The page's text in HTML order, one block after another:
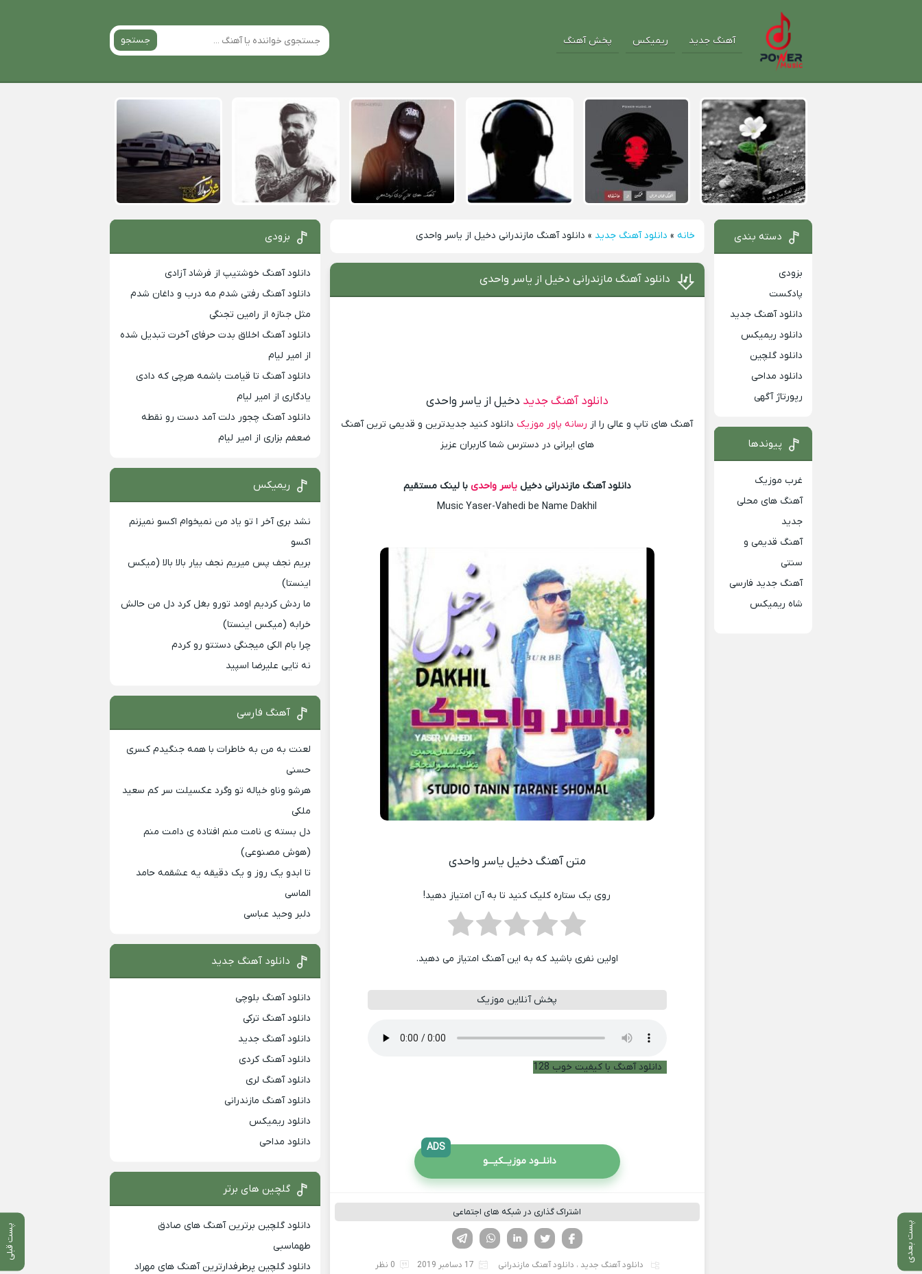
آهنگ جدید ریمیکس پخش آهنگ جستجو
خانه » دانلود آهنگ جدید » دانلود آهنگ مازندرانی دخیل از یاسر واحدی
پست بعدی پست قبلی
دانلود آهنگ مازندرانی دخیل از یاسر واحدی
دانلود آهنگ جدید دخیل از یاسر واحدی
آهنگ های تاپ و عالی را از رسانه پاور موزیک دانلود کنید جدیدترین و قدیمی ترین آهنگ
های ایرانی در دسترس شما کاربران عزیز
دانلود آهنگ مازندرانی دخیلیاسر واحدی با لینک مستقیم
Music Yaser-Vahedi be Name Dakhil
متن آهنگ دخیل یاسر واحدی
روی یک ستاره کلیک کنید تا به آن امتیاز دهید!
اولین نفری باشید که به این آهنگ امتیاز می دهید.
پخش آنلاین موزیک
دانلود آهنگ با کیفیت خوب 128
دانلــود موزیــکیـــو
ADS
اشتراک گذاری در شبکه های اجتماعی
لینکدین تویتر
فیسوک
دانلود آهنگ جدید ، دانلود آهنگ مازندرانی 17 دسامبر 2019 0 نظر
دسته بندی
بزودی
پادکست
دانلود آهنگ جدید
دانلود ریمیکس
دانلود گلچین
دانلود مداحی
رپورتاژ آگهی
پیوندها
غرب موزیک
آهنگ های محلی
جدید
آهنگ قدیمی و
سنتی
آهنگ جدید فارسی
شاه ریمیکس
بزودی
دانلود آهنگ خوشتیپ از فرشاد آزادی
دانلود آهنگ رفتی شدم مه درب و داغان شدم
مثل جنازه از رامین تجنگی
دانلود آهنگ اخلاق بدت حرفای آخرت تبدیل شده
از امیر لیام
دانلود آهنگ تا قیامت باشمه هرچی که دادی
یادگاری از امیر لیام
دانلود آهنگ چجور دلت آمد دست رو نقطه
ضعفم بزاری از امیر لیام
ریمیکس
نشد بری آخر ا تو یاد من نمیخوام اکسو نمیزنم
اکسو
بریم نجف پس میریم نجف بیار بالا بالا (میکس
اینستا)
ما ردش کردیم اومد تورو بغل کرد دل من حالش
خرابه (میکس اینستا)
چرا بام الکی میجنگی دستتو رو کردم
نه تایی علیرضا اسپید
آهنگ فارسی
لعنت به من به خاطرات با همه جنگیدم کسری
حسنی
هرشو وناو خیاله تو وگرد عکسیلت سر کم سعید
ملکی
دل بسته ی نامت منم افتاده ی دامت منم
(هوش مصنوعی)
تا ابدو یک روز و یک دقیقه یه عشقمه حامد
الماسی
دلبر وحید عباسی
دانلود آهنگ جدید
دانلود آهنگ بلوچی
دانلود آهنگ ترکی
دانلود آهنگ جدید
دانلود آهنگ کردی
دانلود آهنگ لری
دانلود آهنگ مازندرانی
دانلود ریمیکس
دانلود مداحی
گلچین های برتر
دانلود گلچین برترین آهنگ های صادق
طهماسبی
دانلود گلچین پرطرفدارترین آهنگ های مهراد